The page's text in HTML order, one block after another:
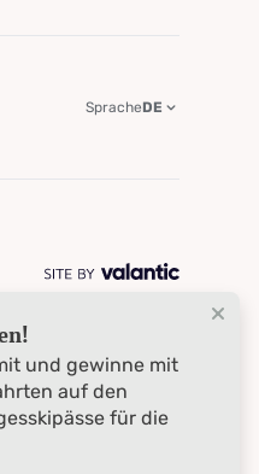
und gewinne mit
auf den
für die
SpracheDE